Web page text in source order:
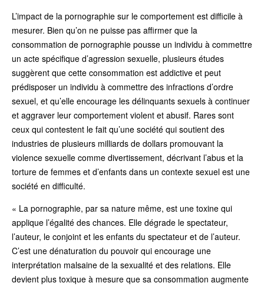
L’impact de la pornographie sur le comportement est difficile à
mesurer. Bien qu’on ne puisse pas affirmer que la
consommation de pornographie pousse un individu à commettre
un acte spécifique d’agression sexuelle, plusieurs études
suggèrent que cette consommation est addictive et peut
prédisposer un individu à commettre des infractions d’ordre
sexuel, et qu’elle encourage les délinquants sexuels à continuer
et aggraver leur comportement violent et abusif. Rares sont
ceux qui contestent le fait qu’une société qui soutient des
industries de plusieurs milliards de dollars promouvant la
violence sexuelle comme divertissement, décrivant l’abus et la
torture de femmes et d’enfants dans un contexte sexuel est une
société en difficulté.
« La pornographie, par sa nature même, est une toxine qui
applique l’égalité des chances. Elle dégrade le spectateur,
l’auteur, le conjoint et les enfants du spectateur et de l’auteur.
C’est une dénaturation du pouvoir qui encourage une
interprétation malsaine de la sexualité et des relations. Elle
devient plus toxique à mesure que sa consommation augmente